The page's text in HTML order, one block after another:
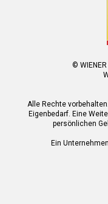
©
Alle Rechte
Eigenbedarf. Eine
persönlichen
Ein